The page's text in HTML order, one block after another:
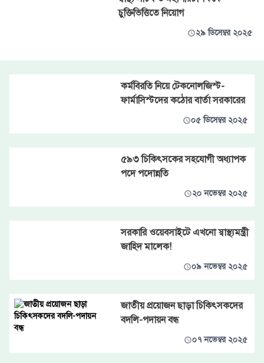
চুক্তিভিত্তিতে নিয়োগ
২৯ ডিসেম্বর ২০২৫
কর্মবিরতি নিয়ে টেকনোলজিস্ট-
ফার্মাসিস্টদের কঠোর বার্তা সরকারের
০৫ ডিসেম্বর ২০২৫
৫৯৩ চিকিৎসকের সহযোগী অধ্যাপক
পদে পদোন্নতি
২০ নভেম্বর ২০২৫
সরকারি ওয়েবসাইটে এখনো স্বাস্থ্যমন্ত্রী
জাহিদ মালেক!
০৯ নভেম্বর ২০২৫
জাতীয় প্রয়োজন ছাড়া চিকিৎসকদের
বদলি-পদায়ন বন্ধ
০৭ নভেম্বর ২০২৫